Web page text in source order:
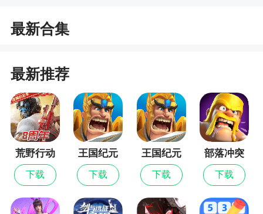
移动小狗接住食物。丰富多样的游戏玩法，让玩家
2、玩家要操控贪吃的小狗兜兜移动，通过接取
能吃的葡萄和巧克力，攒满足够的分值就能喂饱小
狗
3、游戏画风可爱充满童趣，玩法也非常容易上
手，更能开发玩家的大脑反应速度，喜欢小狗又想
放松的你千万不能错过
最新合集
最新推荐
荒野行动
下载
王国纪元
下载
王国纪元
最新版
下载
部落冲突
下载